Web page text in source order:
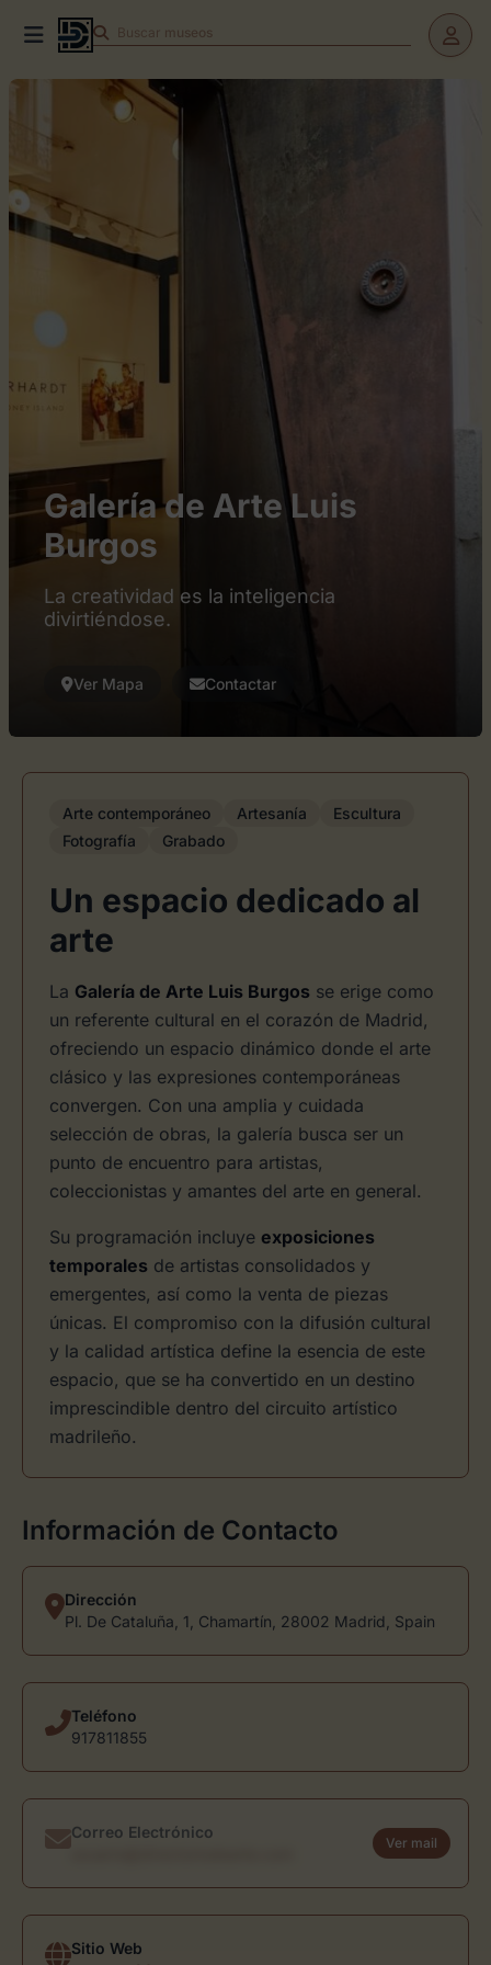
Buscar teatros
Galería de Arte Luis
Burgos
La creatividad es la inteligencia
divirtiéndose.
Ver Mapa Contactar
Arte contemporáneo Artesanía
Escultura
Fotografía
Grabado
Un espacio dedicado al
arte
La Galería de Arte Luis Burgos se erige como
un referente cultural en el corazón de Madrid,
ofreciendo un espacio dinámico donde el arte
clásico y las expresiones contemporáneas
convergen. Con una amplia y cuidada
selección de obras, la galería busca ser un
punto de encuentro para artistas,
coleccionistas y amantes del arte en general.
Su programación incluye exposiciones
temporales de artistas consolidados y
emergentes, así como la venta de piezas
únicas. El compromiso con la difusión cultural
y la calidad artística define la esencia de este
espacio, que se ha convertido en un destino
imprescindible dentro del circuito artístico
madrileño.
Información de Contacto
Dirección
Pl. De Cataluña, 1, Chamartín, 28002 Madrid, Spain
Teléfono
917811855
Correo Electrónico
Ver mail
Sitio Web